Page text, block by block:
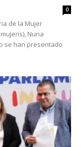
0
de la Mujer
Nuria
se han presentado